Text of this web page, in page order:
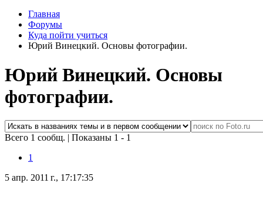
Главная
Форумы
Куда пойти учиться
Юрий Винецкий. Основы фотографии.
Юрий Винецкий. Основы
фотографии.
Всего 1 сообщ. | Показаны 1 - 1
1
5 апр. 2011 г., 17:17:35